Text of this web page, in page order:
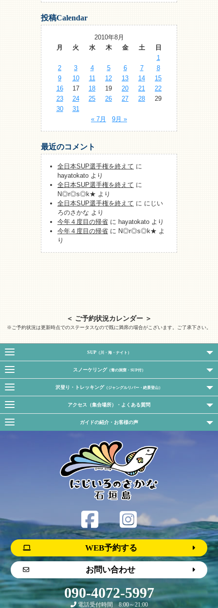
投稿Calendar
2010年8月
月
火 水 木 金 土
日
1
2
3 4 5 6 7
8
9
10 11 12 13 14
15
16
17 18 19 20 21
22
23
24 25 26 27 28
29
30
31
« 7月
9月 »
最近のコメント
全日本SUP選手権を終えて に
hayatokato より
全日本SUP選手権を終えて に
N◎r◎s◎k★ より
全日本SUP選手権を終えて に にじい
ろのさかな より
今年４度目の帰省 に hayatokato より
今年４度目の帰省 に N◎r◎s◎k★ よ
り
＜ ご予約状況カレンダー ＞
※ご予約状況は更新時点でのステータスなので既に満席の場合がこざいます。ご了承下さい。
SUP（川・海・ナイト）
スノーケリング （青の洞窟・SUP付）
沢登り・トレッキング （ジャングルリバー・絶景登山）
アクセス（集合場所）・よくある質問
ガイドの紹介・お客様の声
WEB予約する
お問い合わせ
090-4072-5997
電話受付時間 8:00～21:00